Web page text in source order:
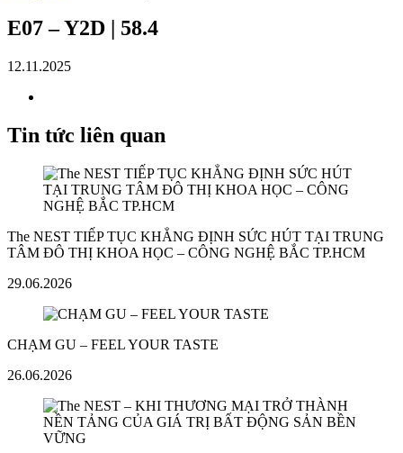
E07 – Y2D | 58.4
12.11.2025
Tin tức liên quan
The NEST TIẾP TỤC KHẲNG ĐỊNH SỨC HÚT TẠI TRUNG
TÂM ĐÔ THỊ KHOA HỌC – CÔNG NGHỆ BẮC TP.HCM
29.06.2026
CHẠM GU – FEEL YOUR TASTE
26.06.2026